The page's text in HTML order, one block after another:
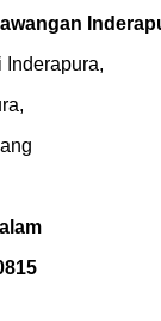
Inderapura,